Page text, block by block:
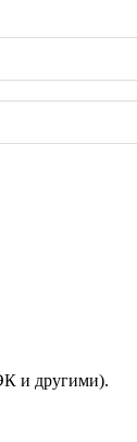
и другими).